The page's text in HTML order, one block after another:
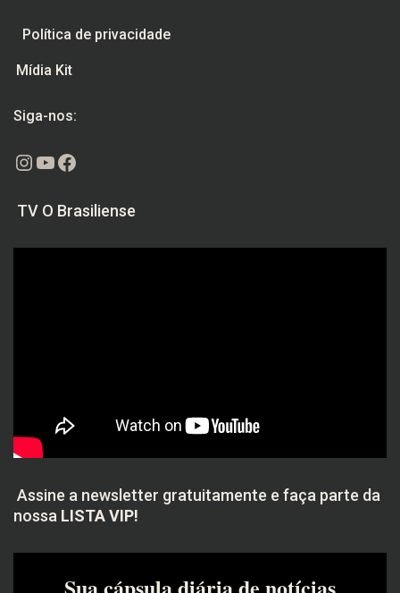
Política de privacidade
Mídia Kit
Siga-nos:
Instagram
Youtube
Facebook
TV O Brasiliense
Assine a newsletter gratuitamente e faça parte da
nossa LISTA VIP!